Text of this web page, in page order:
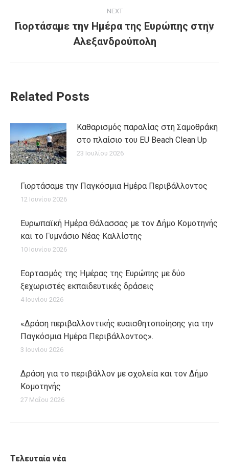
NEXT
post:
Γιορτάσαμε την Ημέρα της Ευρώπης στην
Αλεξανδρούπολη
Related Posts
Καθαρισμός παραλίας στη Σαμοθράκη
στο πλαίσιο του EU Beach Clean Up
23 Ιουλίου 2026
Γιορτάσαμε την Παγκόσμια Ημέρα Περιβάλλοντος
12 Ιουνίου 2026
Ευρωπαϊκή Ημέρα Θάλασσας με τον Δήμο Κομοτηνής
και το Γυμνάσιο Νέας Καλλίστης
10 Ιουνίου 2026
Εορτασμός της Ημέρας της Ευρώπης με δύο
ξεχωριστές εκπαιδευτικές δράσεις
4 Ιουνίου 2026
«Δράση περιβαλλοντικής ευαισθητοποίησης για την
Παγκόσμια Ημέρα Περιβάλλοντος».
3 Ιουνίου 2026
Δράση για το περιβάλλον με σχολεία και τον Δήμο
Κομοτηνής
27 Μαΐου 2026
Τελευταία νέα